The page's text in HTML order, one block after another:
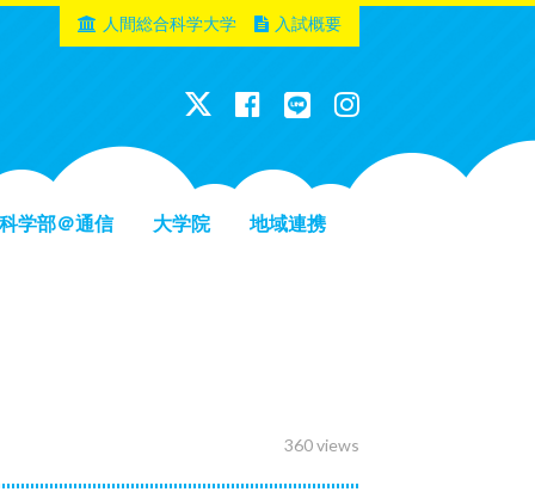
学部＠通信 大学院
地域連携
人間総合科学大学 入試概要
360 views